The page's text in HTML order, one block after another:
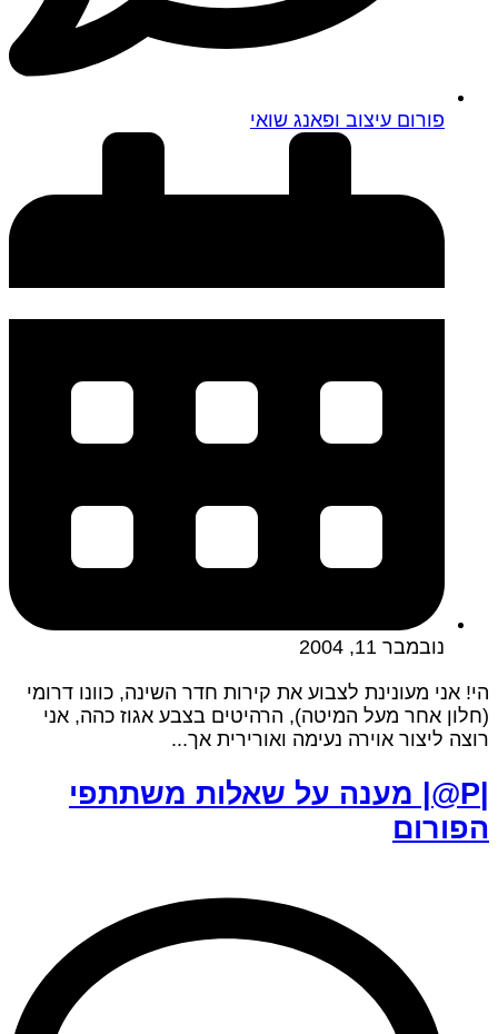
פורום עיצוב ופאנג שואי
נובמבר 11, 2004
הי! אני מעונינת לצבוע את קירות חדר השינה, כוונו דרומי
(חלון אחר מעל המיטה), הרהיטים בצבע אגוז כהה, אני
רוצה ליצור אוירה נעימה ואורירית אך...
|P@| מענה על שאלות משתתפי
הפורום